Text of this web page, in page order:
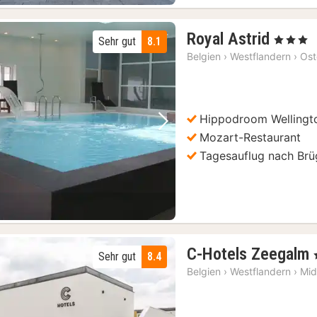
Vorheriges Bild Nächstes Bild
8.1
Sehr gut Royal Astrid 2
, 3 Sterne
Belgien › Westflandern ›
Hippodroom
Mozart-Restaurant
Tagesauflug nach
8.4
Sehr gut C-Hotels Zeegalm
Belgien › Westflandern ›